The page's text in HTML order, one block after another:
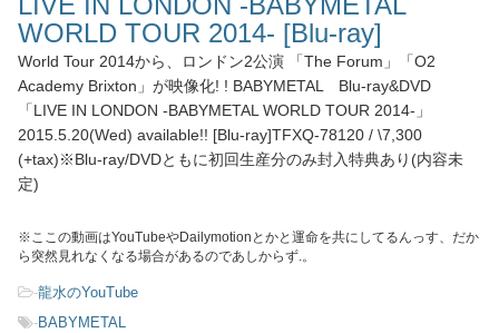
WORLD TOUR 2014- [Blu-ray]
World Tour 2014から、ロンドン2公演 「The Forum」「O2
Academy Brixton」が映像化! ! BABYMETAL Blu-ray&DVD
「LIVE IN LONDON -BABYMETAL WORLD TOUR 2014-」
2015.5.20(Wed) available!! [Blu-ray]TFXQ-78120 / \7,300
(+tax)※Blu-ray/DVDともに初回生産分のみ封入特典あり(内容未
定)
※ここの動画はYouTubeやDailymotionとかと運命を共にしてるんっす、だか
ら突然見れなくなる場合があるのであしからず.。
-龍水のYouTube
-BABYMETAL